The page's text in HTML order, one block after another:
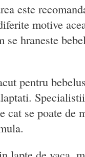
este
motive
se hraneste
pentru
cat se poate de